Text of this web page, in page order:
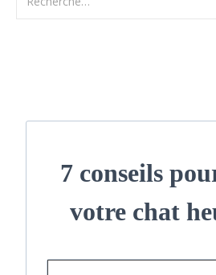
7 conseils
votre chat